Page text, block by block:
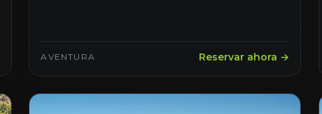
AVENTURA Reservar ahora →